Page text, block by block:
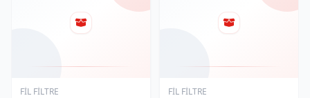
FİL FİLTRE FİL FİLTRE